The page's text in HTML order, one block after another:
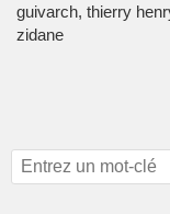
guivarch, thierry
zidane